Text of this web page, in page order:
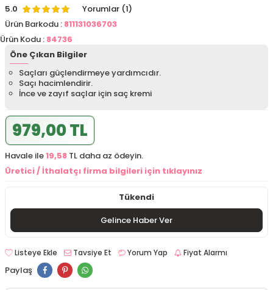
5.0
Yorumlar (1)
Ürün Barkodu : 811131036703
Ürün Kodu : 84736
Öne Çıkan Bilgiler
Saçları güçlendirmeye yardımcıdır.
Saçı hacimlendirir.
İnce ve zayıf saçlar için saç kremi
979,00 TL
Havale ile19,58 TL daha az ödeyin.
Üretici / İthalatçı firma bilgileri için tıklayınız
Tükendi
Gelince Haber Ver
Listeye Ekle Tavsiye Et Yorum Yap Fiyat Alarmı
Paylaş